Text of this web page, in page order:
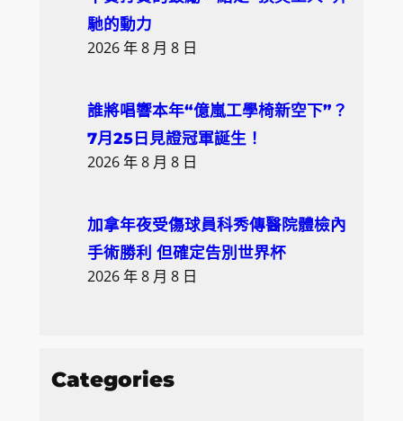
馳的動力
2026 年 8 月 8 日
誰將唱響本年“億嵐工學椅新空下”？
7月25日見證冠軍誕生！
2026 年 8 月 8 日
加拿年夜受傷球員科秀傳醫院體檢內
手術勝利 但確定告別世界杯
2026 年 8 月 8 日
Categories